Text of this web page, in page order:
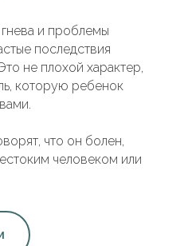
и проблемы
последствия
не плохой характер,
которую ребенок
что он болен,
человеком или